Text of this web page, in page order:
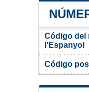
Código del
l'Espanyol
Código